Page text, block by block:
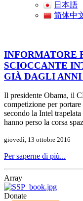
日本語
简体中
INFORMATORE
SCIOCCANTE
GIÀ DAGLI ANNI
Il presidente Obama, il
competizione per
secondo la Intel
hanno perso la corsa
giovedì, 13 ottobre 2016
Per saperne di più...
Array
Donate